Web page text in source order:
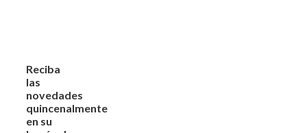
Reciba
las
novedades
quincenalmente
en su